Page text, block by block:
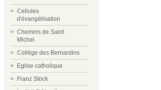
Cellules
d'évangélisation
Chemins de Saint
Michel
Collège des Bernardins
Eglise catholique
Franz Stock